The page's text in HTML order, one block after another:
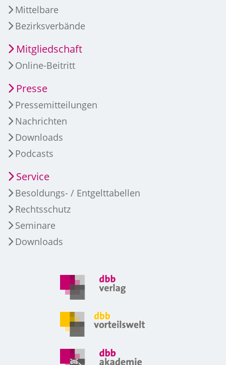
Mittelbare
Bezirksverbände
Mitgliedschaft
Online-Beitritt
Presse
Pressemitteilungen
Nachrichten
Downloads
Podcasts
Service
Besoldungs- / Entgelttabellen
Rechtsschutz
Seminare
Downloads